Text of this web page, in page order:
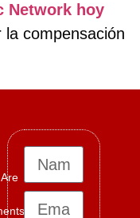
Network hoy
compensación